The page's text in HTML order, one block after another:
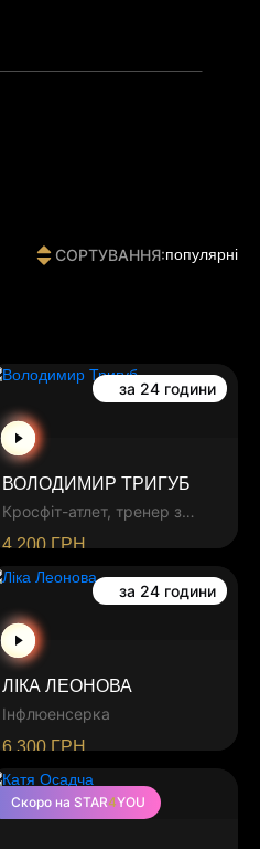
СОРТУВАННЯ:популярні
за 24 години
ВОЛОДИМИР ТРИГУБ
Кросфіт-атлет, тренер з
боксу
4 200 ГРН
за 24 години
ЛІКА ЛЕОНОВА
Інфлюенсерка
6 300 ГРН
Скоро на STAR4YOU